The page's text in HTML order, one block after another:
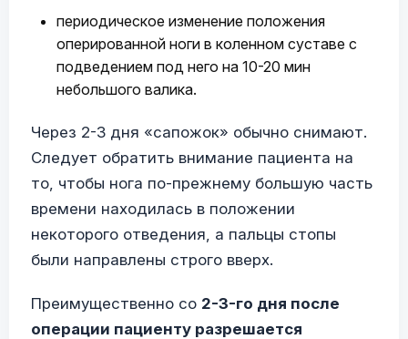
периодическое изменение положения
оперированной ноги в коленном суставе с
подведением под него на 10-20 мин
небольшого валика.
Через 2-3 дня «сапожок» обычно снимают.
Следует обратить внимание пациента на
то, чтобы нога по-прежнему большую часть
времени находилась в положении
некоторого отведения, а пальцы стопы
были направлены строго вверх.
Преимущественно со 2-3-го дня после
операции пациенту разрешается